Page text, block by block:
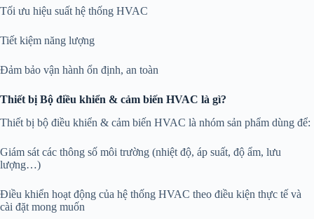
Tối ưu hiệu suất hệ thống HVAC
Tiết kiệm năng lượng
Đảm bảo vận hành ổn định, an toàn
Thiết bị Bộ điều khiển & cảm biến HVAC là gì?
Thiết bị bộ điều khiển & cảm biến HVAC là nhóm sản phẩm dùng để:
Giám sát các thông số môi trường (nhiệt độ, áp suất, độ ẩm, lưu
lượng…)
Điều khiển hoạt động của hệ thống HVAC theo điều kiện thực tế và
cài đặt mong muốn